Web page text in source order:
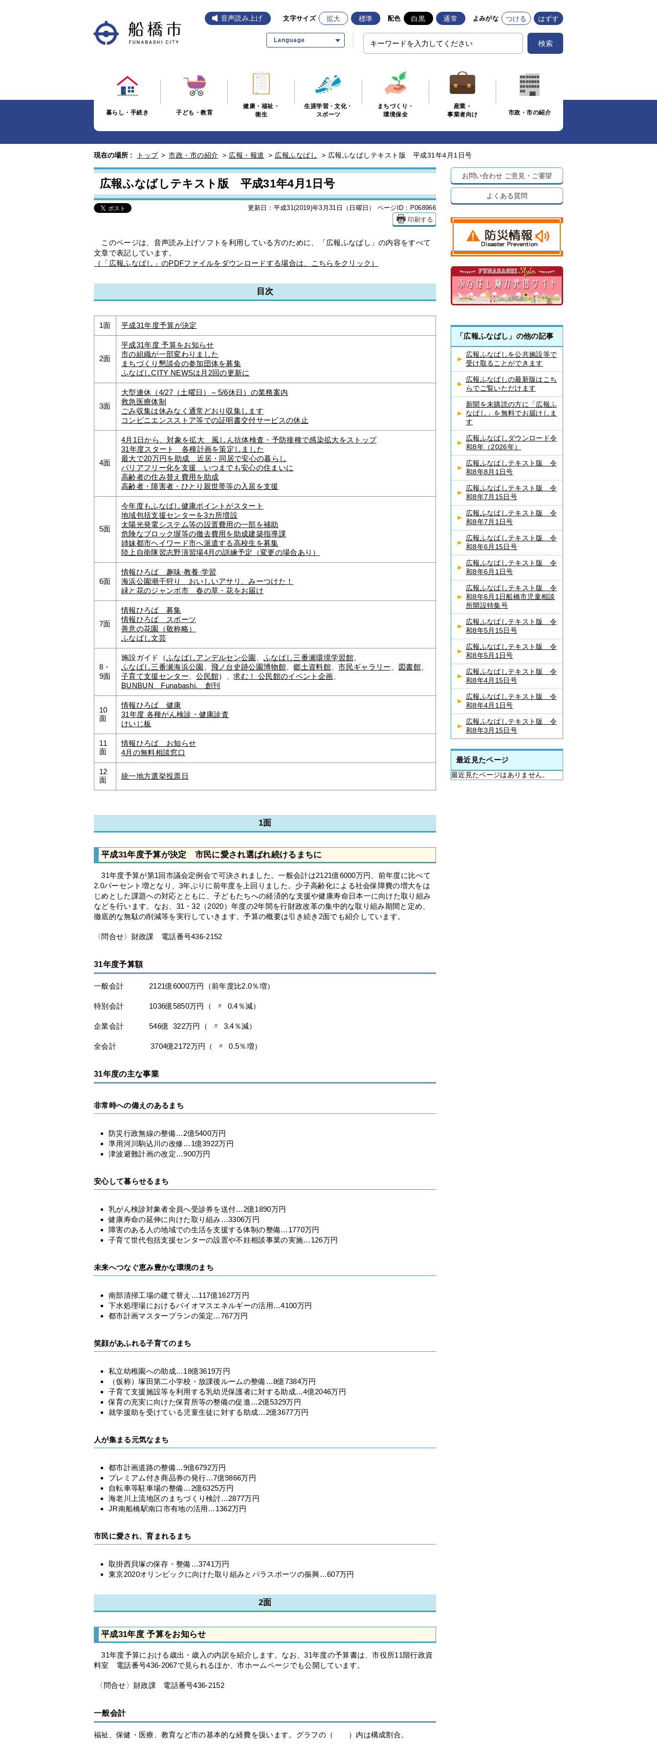
音声読み上げ 文字サイズ 拡大 標準 配色 白黒 通常 よみがな つける はずす
Language 検索
暮らし・手続き 子ども・教育
健康・福祉・
衛生
生涯学習・文化・
スポーツ
まちづくり・
環境保全
産業・
事業者向け
市政・市の紹介
現在の場所 : トップ > 市政・市の紹介 > 広報・報道 > 広報ふなばし > 広報ふなばしテキスト版 平成31年4月1日号
広報ふなばしテキスト版 平成31年4月1日号
更新日：平成31(2019)年3月31日（日曜日） ページID：P068966
印刷する
このページは、音声読み上げソフトを利用している方のために、「広報ふなばし」の内容をすべて
文章で表記しています。
（「広報ふなばし」のPDFファイルをダウンロードする場合は、こちらをクリック）
目次
1面 平成31年度予算が決定
2面
平成31年度 予算をお知らせ
市の組織が一部変わりました
まちづくり懇談会の参加団体を募集
ふなばしCITY NEWSは月2回の更新に
3面
大型連休（4/27（土曜日）～5/6休日）の業務案内
救急医療体制
ごみ収集は休みなく通常どおり収集します
コンビニエンスストア等での証明書交付サービスの休止
4面
4月1日から、対象を拡大 風しん抗体検査・予防接種で感染拡大をストップ
31年度スタート 各種計画を策定しました
最大で20万円を助成 近居・同居で安心の暮らし
バリアフリー化を支援 いつまでも安心の住まいに
高齢者の住み替え費用を助成
高齢者・障害者・ひとり親世帯等の入居を支援
5面
今年度もふなばし健康ポイントがスタート
地域包括支援センターを3カ所増設
太陽光発電システム等の設置費用の一部を補助
危険なブロック塀等の撤去費用を助成建築指導課
姉妹都市ヘイワード市へ派遣する高校生を募集
陸上自衛隊習志野演習場4月の訓練予定（変更の場合あり）
6面
情報ひろば 趣味·教養·学習
海浜公園潮干狩り おいしいアサリ、みーつけた！
緑と花のジャンボ市 春の草・花をお届け
7面
情報ひろば 募集
情報ひろば スポーツ
善意の花園（敬称略）
ふなばし文芸
8・
9面
施設ガイド（ふなばしアンデルセン公園 、ふなばし三番瀬環境学習館、
ふなばし三番瀬海浜公園 、 飛ノ台史跡公園博物館、郷土資料館、市民ギャラリー 、 図書館、
子育て支援センター、公民館）、求む！ 公民館のイベント企画、
BUNBUN Funabashi. 創刊
10
面
情報ひろば 健康
31年度 各種がん検診・健康診査
けいじ板
11
面
情報ひろば お知らせ
4月の無料相談窓口
12
面
統一地方選挙投票日
1面
平成31年度予算が決定 市民に愛され選ばれ続けるまちに
31年度予算が第1回市議会定例会で可決されました。一般会計は2121億6000万円、前年度に比べて
2.0パーセント増となり、3年ぶりに前年度を上回りました。少子高齢化による社会保障費の増大をは
じめとした課題への対応とともに、子どもたちへの経済的な支援や健康寿命日本一に向けた取り組み
などを行います。なお、31・32（2020）年度の2年間を行財政改革の集中的な取り組み期間と定め、
徹底的な無駄の削減等を実行していきます。予算の概要は引き続き2面でも紹介しています。
〈問合せ〉財政課 電話番号436-2152
31年度予算額
一般会計 2121億6000万円（前年度比2.0％増）
特別会計 1036億5850万円（ 〃 0.4％減）
企業会計 546億 322万円（ 〃 3.4％減）
全会計 3704億2172万円（ 〃 0.5％増）
31年度の主な事業
非常時への備えのあるまち
防災行政無線の整備…2億5400万円
準用河川駒込川の改修…1億3922万円
津波避難計画の改定…900万円
安心して暮らせるまち
乳がん検診対象者全員へ受診券を送付…2億1890万円
健康寿命の延伸に向けた取り組み…3306万円
障害のある人の地域での生活を支援する体制の整備…1770万円
子育て世代包括支援センターの設置や不妊相談事業の実施…126万円
未来へつなぐ恵み豊かな環境のまち
南部清掃工場の建て替え…117億1627万円
下水処理場におけるバイオマスエネルギーの活用…4100万円
都市計画マスタープランの策定…767万円
笑顔があふれる子育てのまち
私立幼稚園への助成…18億3619万円
（仮称）塚田第二小学校・放課後ルームの整備…8億7384万円
子育て支援施設等を利用する乳幼児保護者に対する助成…4億2046万円
保育の充実に向けた保育所等の整備の促進…2億5329万円
就学援助を受けている児童生徒に対する助成…2億3677万円
人が集まる元気なまち
都市計画道路の整備…9億6792万円
プレミアム付き商品券の発行…7億9866万円
自転車等駐車場の整備…2億6325万円
海老川上流地区のまちづくり検討…2877万円
JR南船橋駅南口市有地の活用…1362万円
市民に愛され、育まれるまち
取掛西貝塚の保存・整備…3741万円
東京2020オリンピックに向けた取り組みとパラスポーツの振興…607万円
2面
平成31年度 予算をお知らせ
31年度予算における歳出・歳入の内訳を紹介します。なお、31年度の予算書は、市役所11階行政資
料室 電話番号436-2067で見られるほか、市ホームページでも公開しています。
〈問合せ〉財政課 電話番号436-2152
一般会計
福祉、保健・医療、教育など市の基本的な経費を扱います。グラフの（ ）内は構成割合。
お問い合わせ ご意見・ご要望
よくある質問
「広報ふなばし」の他の記事
広報ふなばしを公共施設等で
受け取ることができます
広報ふなばしの最新版はこち
らでご覧いただけます
新聞を未購読の方に「広報ふ
なばし」を無料でお届けしま
す
広報ふなばしダウンロード令
和8年（2026年）
広報ふなばしテキスト版 令
和8年8月1日号
広報ふなばしテキスト版 令
和8年7月15日号
広報ふなばしテキスト版 令
和8年7月1日号
広報ふなばしテキスト版 令
和8年6月15日号
広報ふなばしテキスト版 令
和8年6月1日号
広報ふなばしテキスト版 令
和8年6月1日船橋市児童相談
所開設特集号
広報ふなばしテキスト版 令
和8年5月15日号
広報ふなばしテキスト版 令
和8年5月1日号
広報ふなばしテキスト版 令
和8年4月15日号
広報ふなばしテキスト版 令
和8年4月1日号
広報ふなばしテキスト版 令
和8年3月15日号
最近見たページ
最近見たページはありません。